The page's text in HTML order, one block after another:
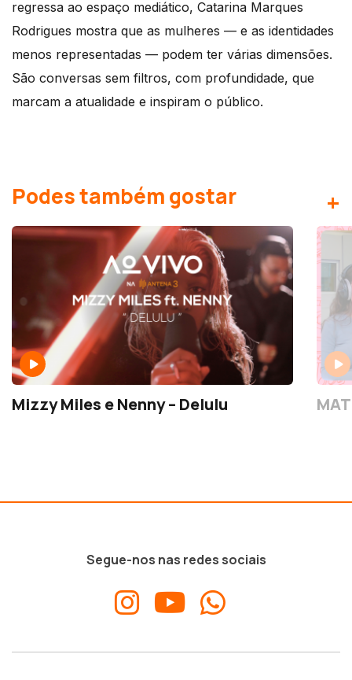
regressa ao espaço mediático, Catarina Marques
Rodrigues mostra que as mulheres — e as identidades
menos representadas — podem ter várias dimensões.
São conversas sem filtros, com profundidade, que
marcam a atualidade e inspiram o público.
Podes também gostar +
Mizzy Miles e Nenny – Delulu
Segue-nos nas redes sociais